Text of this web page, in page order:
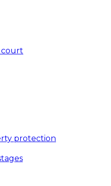
court
protection